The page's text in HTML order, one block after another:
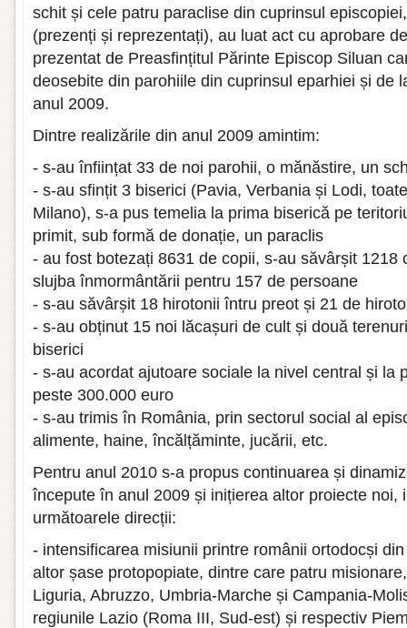
schit și cele patru paraclise din cuprinsul
(prezenți și reprezentați), au luat act cu aprobare
prezentat de Preasfințitul Părinte Episcop Siluan
deosebite din parohiile din cuprinsul eparhiei și de
anul 2009.
Dintre realizările din anul 2009 amintim:
- s-au înființat 33 de noi parohii, o mănăstire, un
- s-au sfințit 3 biserici (Pavia, Verbania și Lodi,
Milano), s-a pus temelia la prima biserică pe
primit, sub formă de donație, un paraclis
- au fost botezați 8631 de copii, s-au săvârșit 1218
slujba înmormântării pentru 157 de persoane
- s-au săvârșit 18 hirotonii întru preot și 21 de
- s-au obținut 15 noi lăcașuri de cult și două
biserici
- s-au acordat ajutoare sociale la nivel central și la
peste 300.000 euro
- s-au trimis în România, prin sectorul social al
alimente, haine, încălțăminte, jucării, etc.
Pentru anul 2010 s-a propus continuarea și
începute în anul 2009 și inițierea altor proiecte noi,
următoarele direcții:
- intensificarea misiunii printre românii ortodocși
altor șase protopopiate, dintre care patru
Liguria, Abruzzo, Umbria-Marche și Campania-
regiunile Lazio (Roma III, Sud-est) și respectiv